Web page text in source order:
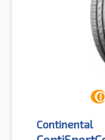
Continental